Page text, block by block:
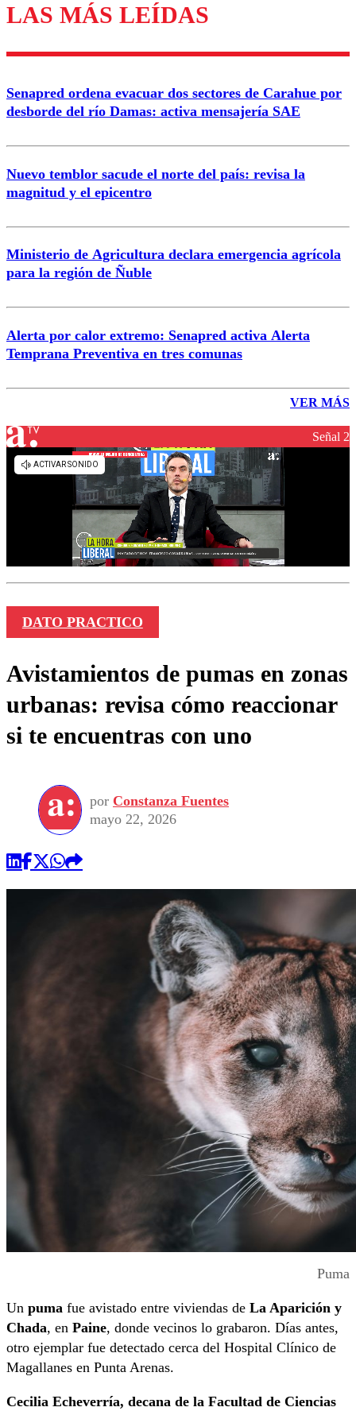
Enviar comentario
LAS MÁS LEÍDAS
Senapred ordena evacuar dos sectores de Carahue por
desborde del río Damas: activa mensajería SAE
Nuevo temblor sacude el norte del país: revisa la
magnitud y el epicentro
Ministerio de Agricultura declara emergencia agrícola
para la región de Ñuble
Alerta por calor extremo: Senapred activa Alerta
Temprana Preventiva en tres comunas
VER MÁS
Señal 2
DATO PRACTICO
Avistamientos de pumas en zonas
urbanas: revisa cómo reaccionar
si te encuentras con uno
por Constanza Fuentes
mayo 22, 2026
Puma
Un puma fue avistado entre viviendas de La Aparición y
Chada, en Paine, donde vecinos lo grabaron. Días antes,
otro ejemplar fue detectado cerca del Hospital Clínico de
Magallanes en Punta Arenas.
Cecilia Echeverría, decana de la Facultad de Ciencias